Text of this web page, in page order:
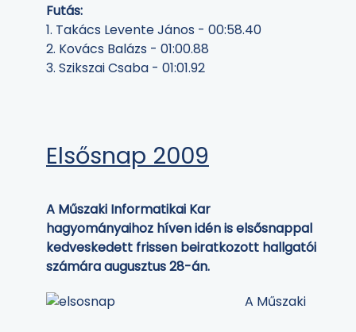
Futás:
1. Takács Levente János - 00:58.40
2. Kovács Balázs - 01:00.88
3. Szikszai Csaba - 01:01.92
Elsősnap 2009
A Műszaki Informatikai Kar
hagyományaihoz híven idén is elsősnappal
kedveskedett frissen beiratkozott hallgatói
számára augusztus 28-án.
A Műszaki